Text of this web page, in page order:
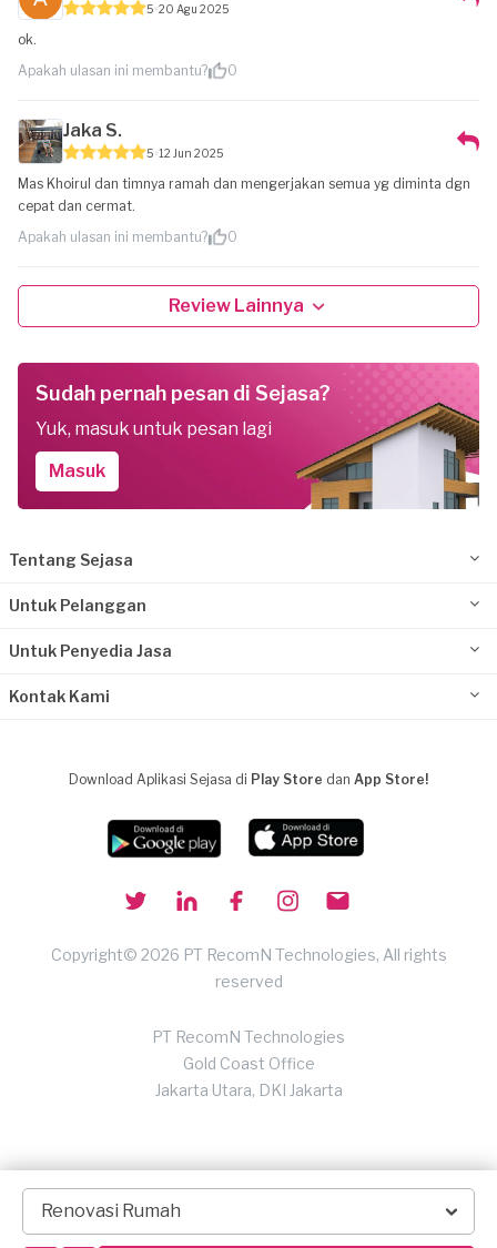
5 20 Agu 2025
ok.
Apakah ulasan ini membantu?
0
Jaka S.
5 12 Jun 2025
Mas Khoirul dan timnya ramah dan mengerjakan semua yg diminta dgn
cepat dan cermat.
Apakah ulasan ini membantu?
0
Review Lainnya
Renovasi Rumah
Sudah pernah pesan di Sejasa?
Yuk, masuk untuk pesan lagi
Masuk
Tentang Sejasa
Untuk Pelanggan
Untuk Penyedia Jasa
Kontak Kami
Download Aplikasi Sejasa di Play Store dan App Store!
Copyright© 2026 PT RecomN Technologies, All rights
reserved
PT RecomN Technologies
Gold Coast Office
Jakarta Utara, DKI Jakarta